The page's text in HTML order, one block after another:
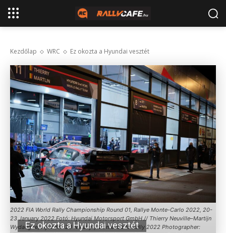
Kezdőlap WRC Ez okozta a Hyundai vesztét
2022 FIA World Rally Championship Round 01, Rallye Monte-Carlo 2022, 20-
23 January 2022 Fotó: Hyundai Motorsport GmbH // Thierry Neuville–Martijn
Wydaeghe, Hyundai i20 N Rally1, Monte-Carlo Rally 2022 Photographer:
Ez okozta a Hyundai vesztét